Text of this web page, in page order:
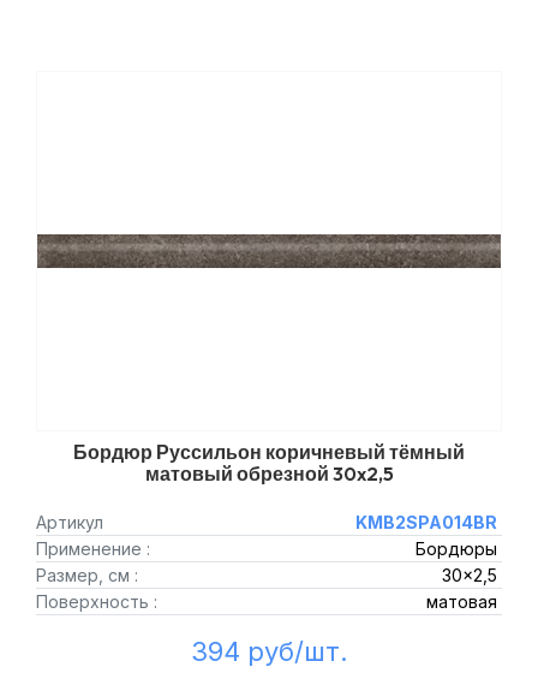
Бордюр Руссильон коричневый тёмный
матовый обрезной 30x2,5
Артикул
KMB2SPA014BR
Применение :
Бордюры
Размер, см :
30x2,5
Поверхность :
матовая
394 руб/шт.